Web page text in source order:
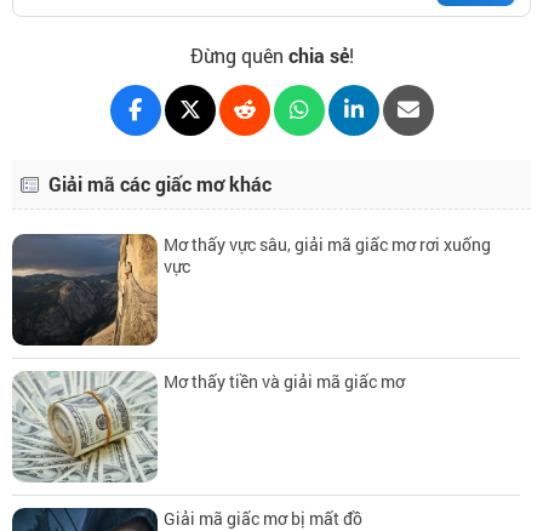
Đừng quên chia sẻ!
Giải mã các giấc mơ khác
Mơ thấy vực sâu, giải mã giấc mơ rơi xuống
vực
Mơ thấy tiền và giải mã giấc mơ
Giải mã giấc mơ bị mất đồ